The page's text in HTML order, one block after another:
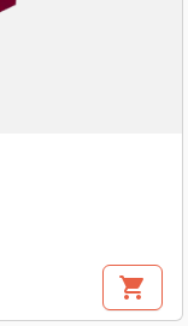
shopping_cart